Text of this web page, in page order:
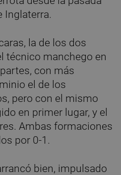
Inglaterra.
la de los dos
técnico manchego en
con más
el de los
pero con el mismo
en primer lugar, y el
Ambas formaciones
por 0-1.
bien, impulsado